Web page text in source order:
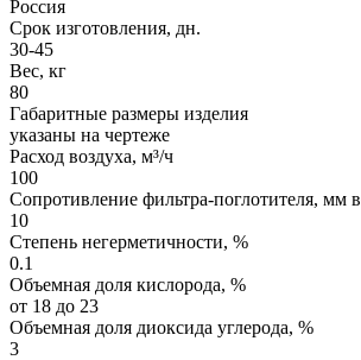
Россия
Срок изготовления, дн.
30-45
Вес, кг
80
Габаритные размеры изделия
указаны на чертеже
Расход воздуха, м³/ч
100
Сопротивление фильтра-поглотителя, мм
10
Степень негерметичности, %
0.1
Объемная доля кислорода, %
от 18 до 23
Объемная доля диоксида углерода, %
3